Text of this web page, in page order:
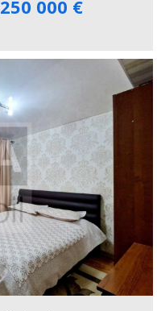
250 000 €